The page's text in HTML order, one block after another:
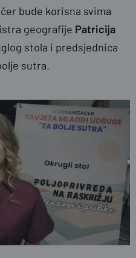
bude korisna svima
geografije Patricija
stola i predsjednica
sutra.